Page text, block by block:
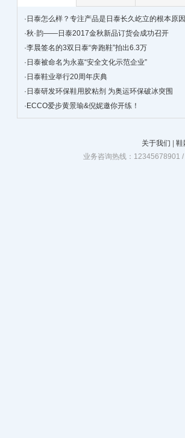
· 日泰怎么样？专注产品是日泰长久屹立的根本原因
·秋·韵——日泰2017金秋新品订货会成功召开
·李晨签名的3双日泰“奔跑鞋”拍出6.3万
· 日泰被命名为永嘉“安全文化示范企业”
· 日泰鞋业举行20周年庆典
· 日泰研发环保鞋用胶粘剂 为奥运环保破冰突围
· ECCO爱步黄景瑜&倪妮邀你开练！
关于我们 鞋
业务咨询热线：12345678901